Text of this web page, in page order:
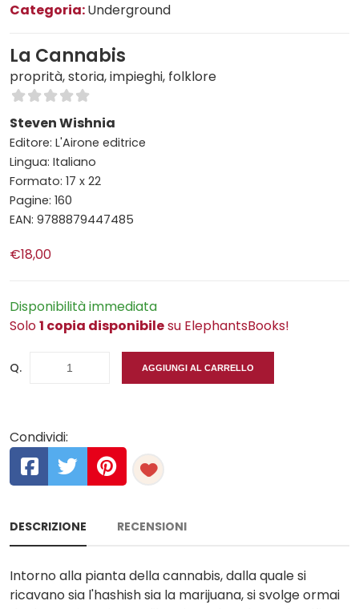
Categoria:Underground
La Cannabis
proprità, storia, impieghi, folklore
Steven Wishnia
Editore: L'Airone editrice
Lingua: Italiano
Formato: 17 x 22
Pagine: 160
EAN: 9788879447485
€18,00
Disponibilità immediata
Solo1 copia disponibilesu ElephantsBooks!
Q. AGGIUNGI AL CARRELLO
Condividi:
DESCRIZIONE RECENSIONI
Intorno alla pianta della cannabis, dalla quale si
ricavano sia l'hashish sia la marijuana, si svolge ormai